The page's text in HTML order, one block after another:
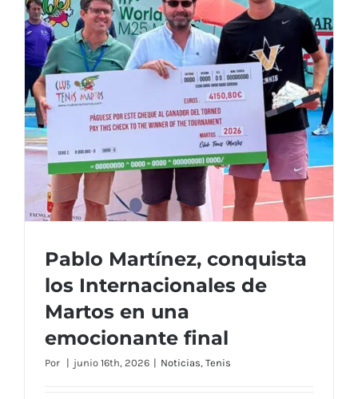
del
Torneo
Mixto
Pablo Martínez, conquista los
Pablo Martínez, conquista
los Internacionales de
Martos en una
emocionante final
Por | junio 16th, 2026 | Noticias, Tenis